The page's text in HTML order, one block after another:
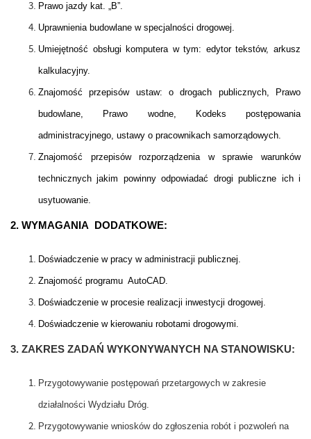
Prawo jazdy kat. „B”.
Uprawnienia budowlane w specjalności drogowej.
Umiejętność obsługi komputera w tym: edytor tekstów, arkusz
kalkulacyjny.
Znajomość przepisów ustaw: o drogach publicznych, Prawo
budowlane, Prawo wodne, Kodeks postępowania
administracyjnego, ustawy o pracownikach samorządowych.
Znajomość przepisów rozporządzenia w sprawie warunków
technicznych jakim powinny odpowiadać drogi publiczne ich i
usytuowanie.
2. WYMAGANIA DODATKOWE:
Doświadczenie w pracy w administracji publicznej.
Znajomość programu AutoCAD.
Doświadczenie w procesie realizacji inwestycji drogowej.
Doświadczenie w kierowaniu robotami drogowymi.
3. ZAKRES ZADAŃ WYKONYWANYCH NA STANOWISKU:
Przygotowywanie postępowań przetargowych w zakresie
działalności Wydziału Dróg.
Przygotowywanie wniosków do zgłoszenia robót i pozwoleń na